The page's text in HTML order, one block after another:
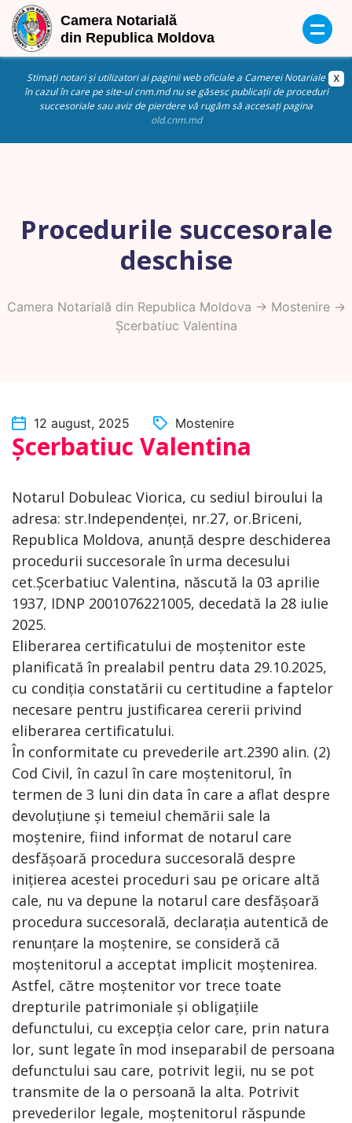
Stimați notari și utilizatori ai paginii web oficiale a Camerei Notariale
în cazul în care pe site-ul cnm.md nu se găsesc publicații de proceduri
succesoriale sau aviz de pierdere vă rugăm să accesați pagina
old.cnm.md
Procedurile succesorale
deschise
Camera Notarială din Republica Moldova -> Mostenire->
Șcerbatiuc Valentina
12 august, 2025 Mostenire
Șcerbatiuc Valentina
Notarul Dobuleac Viorica, cu sediul biroului la
adresa: str.Independenței, nr.27, or.Briceni,
Republica Moldova, anunță despre deschiderea
procedurii succesorale în urma decesului
cet.Șcerbatiuc Valentina, născută la 03 aprilie
1937, IDNP 2001076221005, decedată la 28 iulie
2025.
Eliberarea certificatului de moștenitor este
planificată în prealabil pentru data 29.10.2025,
cu condiția constatării cu certitudine a faptelor
necesare pentru justificarea cererii privind
eliberarea certificatului.
În conformitate cu prevederile art.2390 alin. (2)
Cod Civil, în cazul în care moștenitorul, în
termen de 3 luni din data în care a aflat despre
devoluțiune și temeiul chemării sale la
moștenire, fiind informat de notarul care
desfășoară procedura succesorală despre
inițierea acestei proceduri sau pe oricare altă
cale, nu va depune la notarul care desfășoară
procedura succesorală, declarația autentică de
renunțare la moștenire, se consideră că
moștenitorul a acceptat implicit moștenirea.
Astfel, către moștenitor vor trece toate
drepturile patrimoniale și obligațiile
defunctului, cu excepția celor care, prin natura
lor, sunt legate în mod inseparabil de persoana
defunctului sau care, potrivit legii, nu se pot
transmite de la o persoană la alta. Potrivit
prevederilor legale, moștenitorul răspunde